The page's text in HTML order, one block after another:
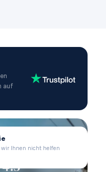
auf
wir Ihnen nicht helfen
4.5